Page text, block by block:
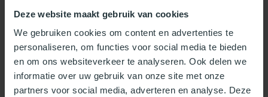
Deze website maakt gebruik van cookies
We gebruiken cookies om content en advertenties te
personaliseren, om functies voor social media te bieden
en om ons websiteverkeer te analyseren. Ook delen we
informatie over uw gebruik van onze site met onze
partners voor social media, adverteren en analyse. Deze
Productomschrijving
Specificaties
Reviews